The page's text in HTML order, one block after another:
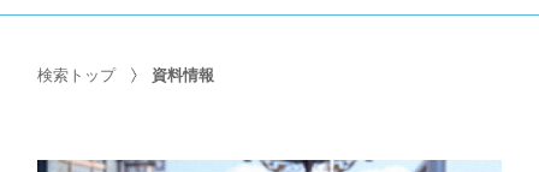
検索トップ 資料情報